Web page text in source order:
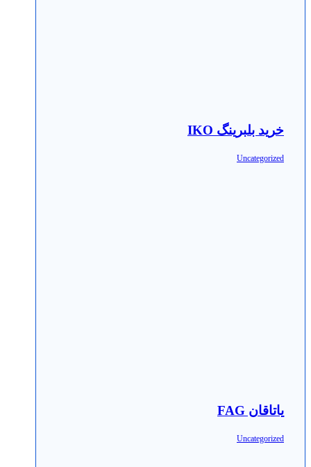
خرید بلبرینگ IKO
Uncategorized
یاتاقان FAG
Uncategorized